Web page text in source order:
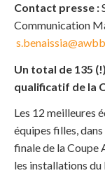
Contact presse :
Communication
Un total de 135
qualificatif de la
Les 12 meilleures
équipes filles,
finale de la Coupe
les installations